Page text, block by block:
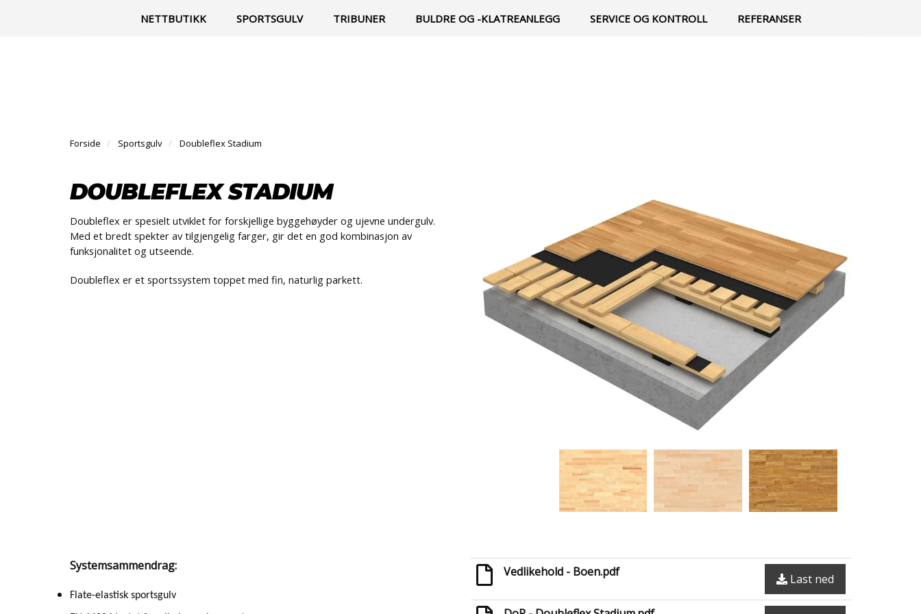
Til vår facebook-side| Kontakt Min side Infosenter Favoritter
NETTBUTIKK SPORTSGULV TRIBUNER BULDRE OG -KLATREANLEGG SERVICE OG KONTROLL REFERANSER
Forside Sportsgulv Doubleflex Stadium
DOUBLEFLEX STADIUM
Doubleflex er spesielt utviklet for forskjellige byggehøyder og ujevne undergulv.
Med et bredt spekter av tilgjengelig farger, gir det en god kombinasjon av
funksjonalitet og utseende.
Doubleflex er et sportssystem toppet med fin, naturlig parkett.
Systemsammendrag:
Flate-elastisk sportsgulv
Vedlikehold - Boen.pdf Last ned